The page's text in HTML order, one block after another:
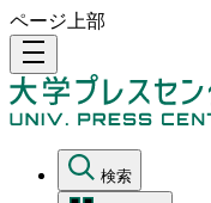
ページ上部
density_medium
検索